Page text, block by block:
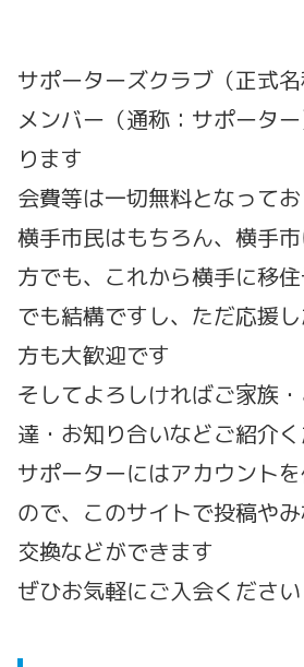
サポーターズクラブ（正式
メンバー（通称：サポータ
ります
会費等は一切無料となって
横手市民はもちろん、横手
方でも、これから横手に移
でも結構ですし、ただ応援
方も大歓迎です
そしてよろしければご家族
達・お知り合いなどご紹介
サポーターにはアカウント
ので、このサイトで投稿や
交換などができます
ぜひお気軽にご入会ください